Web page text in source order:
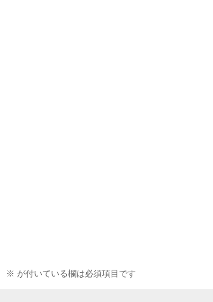
※ が付いている欄は必須項目です